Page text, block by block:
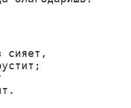
сияет,